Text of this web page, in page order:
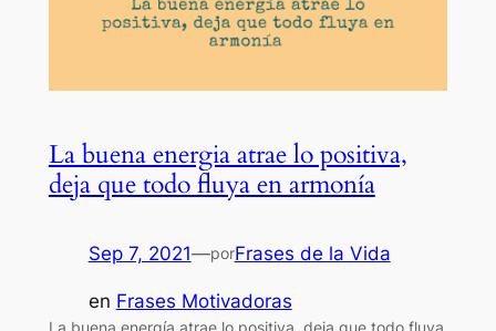
La buena energia atrae lo positiva,
deja que todo fluya en armonía
Sep 7, 2021—porFrases de la Vida
en Frases Motivadoras
La buena energía atrae lo positiva, deja que todo fluya